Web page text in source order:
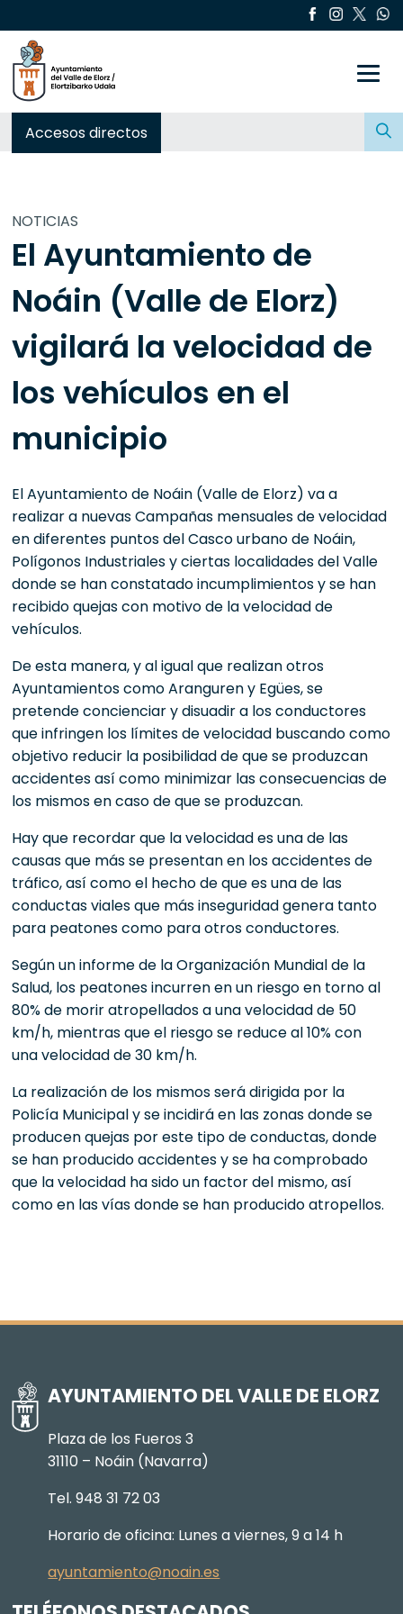
Accesos directos
Buscar:
NOTICIAS
El Ayuntamiento de
Noáin (Valle de Elorz)
vigilará la velocidad de
los vehículos en el
municipio
El Ayuntamiento de Noáin (Valle de Elorz) va a
realizar a nuevas Campañas mensuales de velocidad
en diferentes puntos del Casco urbano de Noáin,
Polígonos Industriales y ciertas localidades del Valle
donde se han constatado incumplimientos y se han
recibido quejas con motivo de la velocidad de
vehículos.
De esta manera, y al igual que realizan otros
Ayuntamientos como Aranguren y Egües, se
pretende concienciar y disuadir a los conductores
que infringen los límites de velocidad buscando como
objetivo reducir la posibilidad de que se produzcan
accidentes así como minimizar las consecuencias de
los mismos en caso de que se produzcan.
Hay que recordar que la velocidad es una de las
causas que más se presentan en los accidentes de
tráfico, así como el hecho de que es una de las
conductas viales que más inseguridad genera tanto
para peatones como para otros conductores.
Según un informe de la Organización Mundial de la
Salud, los peatones incurren en un riesgo en torno al
80% de morir atropellados a una velocidad de 50
km/h, mientras que el riesgo se reduce al 10% con
una velocidad de 30 km/h.
La realización de los mismos será dirigida por la
Policía Municipal y se incidirá en las zonas donde se
producen quejas por este tipo de conductas, donde
se han producido accidentes y se ha comprobado
que la velocidad ha sido un factor del mismo, así
como en las vías donde se han producido atropellos.
AYUNTAMIENTO DEL VALLE DE ELORZ
Plaza de los Fueros 3
31110 – Noáin (Navarra)
Tel. 948 31 72 03
Horario de oficina: Lunes a viernes, 9 a 14 h
ayuntamiento@noain.es